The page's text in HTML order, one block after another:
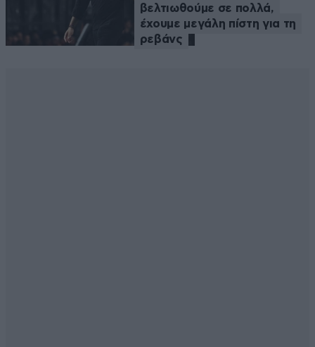
βελτιωθούμε σε πολλά,
έχουμε μεγάλη πίστη για τη
ρεβάνς